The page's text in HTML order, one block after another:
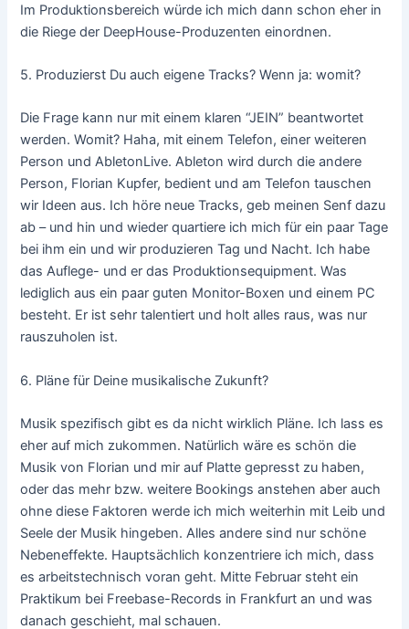
Im Produktionsbereich würde ich mich dann schon eher in
die Riege der DeepHouse-Produzenten einordnen.
5. Produzierst Du auch eigene Tracks? Wenn ja: womit?
Die Frage kann nur mit einem klaren “JEIN” beantwortet
werden. Womit? Haha, mit einem Telefon, einer weiteren
Person und AbletonLive. Ableton wird durch die andere
Person, Florian Kupfer, bedient und am Telefon tauschen
wir Ideen aus. Ich höre neue Tracks, geb meinen Senf dazu
ab – und hin und wieder quartiere ich mich für ein paar Tage
bei ihm ein und wir produzieren Tag und Nacht. Ich habe
das Auflege- und er das Produktionsequipment. Was
lediglich aus ein paar guten Monitor-Boxen und einem PC
besteht. Er ist sehr talentiert und holt alles raus, was nur
rauszuholen ist.
6. Pläne für Deine musikalische Zukunft?
Musik spezifisch gibt es da nicht wirklich Pläne. Ich lass es
eher auf mich zukommen. Natürlich wäre es schön die
Musik von Florian und mir auf Platte gepresst zu haben,
oder das mehr bzw. weitere Bookings anstehen aber auch
ohne diese Faktoren werde ich mich weiterhin mit Leib und
Seele der Musik hingeben. Alles andere sind nur schöne
Nebeneffekte. Hauptsächlich konzentriere ich mich, dass
es arbeitstechnisch voran geht. Mitte Februar steht ein
Praktikum bei Freebase-Records in Frankfurt an und was
danach geschieht, mal schauen.